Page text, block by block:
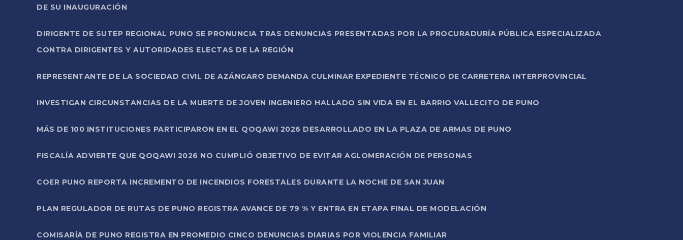
DE SU INAUGURACIÓN
DIRIGENTE DE SUTEP REGIONAL PUNO SE PRONUNCIA TRAS DENUNCIAS PRESENTADAS POR LA PROCURADURÍA PÚBLICA ESPECIALIZADA
CONTRA DIRIGENTES Y AUTORIDADES ELECTAS DE LA REGIÓN
REPRESENTANTE DE LA SOCIEDAD CIVIL DE AZÁNGARO DEMANDA CULMINAR EXPEDIENTE TÉCNICO DE CARRETERA INTERPROVINCIAL
INVESTIGAN CIRCUNSTANCIAS DE LA MUERTE DE JOVEN INGENIERO HALLADO SIN VIDA EN EL BARRIO VALLECITO DE PUNO
MÁS DE 100 INSTITUCIONES PARTICIPARON EN EL QOQAWI 2026 DESARROLLADO EN LA PLAZA DE ARMAS DE PUNO
FISCALÍA ADVIERTE QUE QOQAWI 2026 NO CUMPLIÓ OBJETIVO DE EVITAR AGLOMERACIÓN DE PERSONAS
COER PUNO REPORTA INCREMENTO DE INCENDIOS FORESTALES DURANTE LA NOCHE DE SAN JUAN
PLAN REGULADOR DE RUTAS DE PUNO REGISTRA AVANCE DE 79 % Y ENTRA EN ETAPA FINAL DE MODELACIÓN
COMISARÍA DE PUNO REGISTRA EN PROMEDIO CINCO DENUNCIAS DIARIAS POR VIOLENCIA FAMILIAR